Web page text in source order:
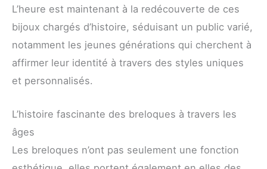
L’heure est maintenant à la redécouverte de ces
bijoux chargés d’histoire, séduisant un public varié,
notamment les jeunes générations qui cherchent à
affirmer leur identité à travers des styles uniques
et personnalisés.
L’histoire fascinante des breloques à travers les
âges
Les breloques n’ont pas seulement une fonction